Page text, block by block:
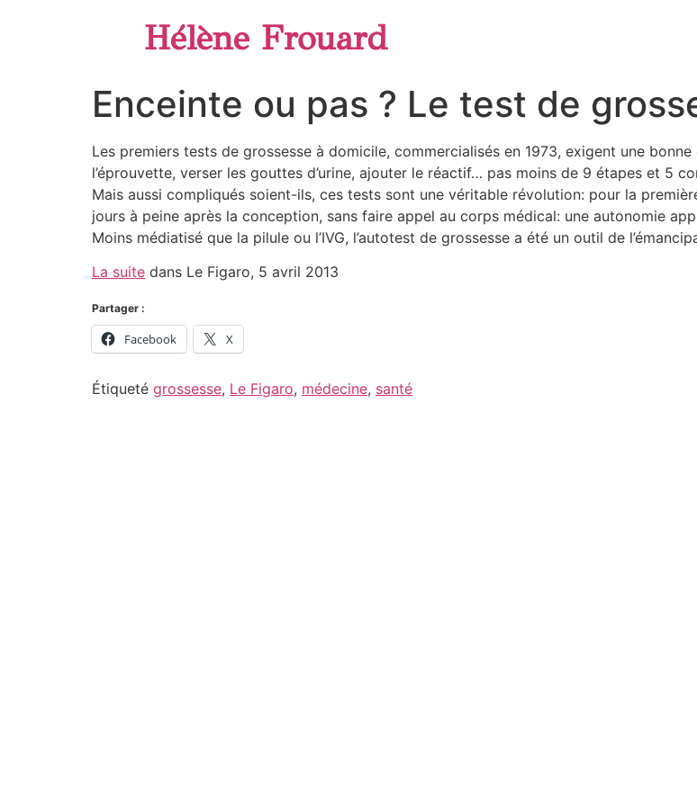
Hélène Frouard
Enceinte ou pas ? Le test de
Les premiers tests de grossesse à domicile, commercialisés en 1973, exigent une
l’éprouvette, verser les gouttes d’urine, ajouter le réactif… pas moins de 9 étapes et 5
Mais aussi compliqués soient-ils, ces tests sont une véritable révolution: pour la
jours à peine après la conception, sans faire appel au corps médical: une autonomie
Moins médiatisé que la pilule ou l’IVG, l’autotest de grossesse a été un outil de
La suite dans Le Figaro, 5 avril 2013
Partager :
Facebook X
Étiqueté grossesse, Le Figaro, médecine, santé